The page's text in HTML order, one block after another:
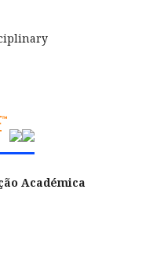
Académica